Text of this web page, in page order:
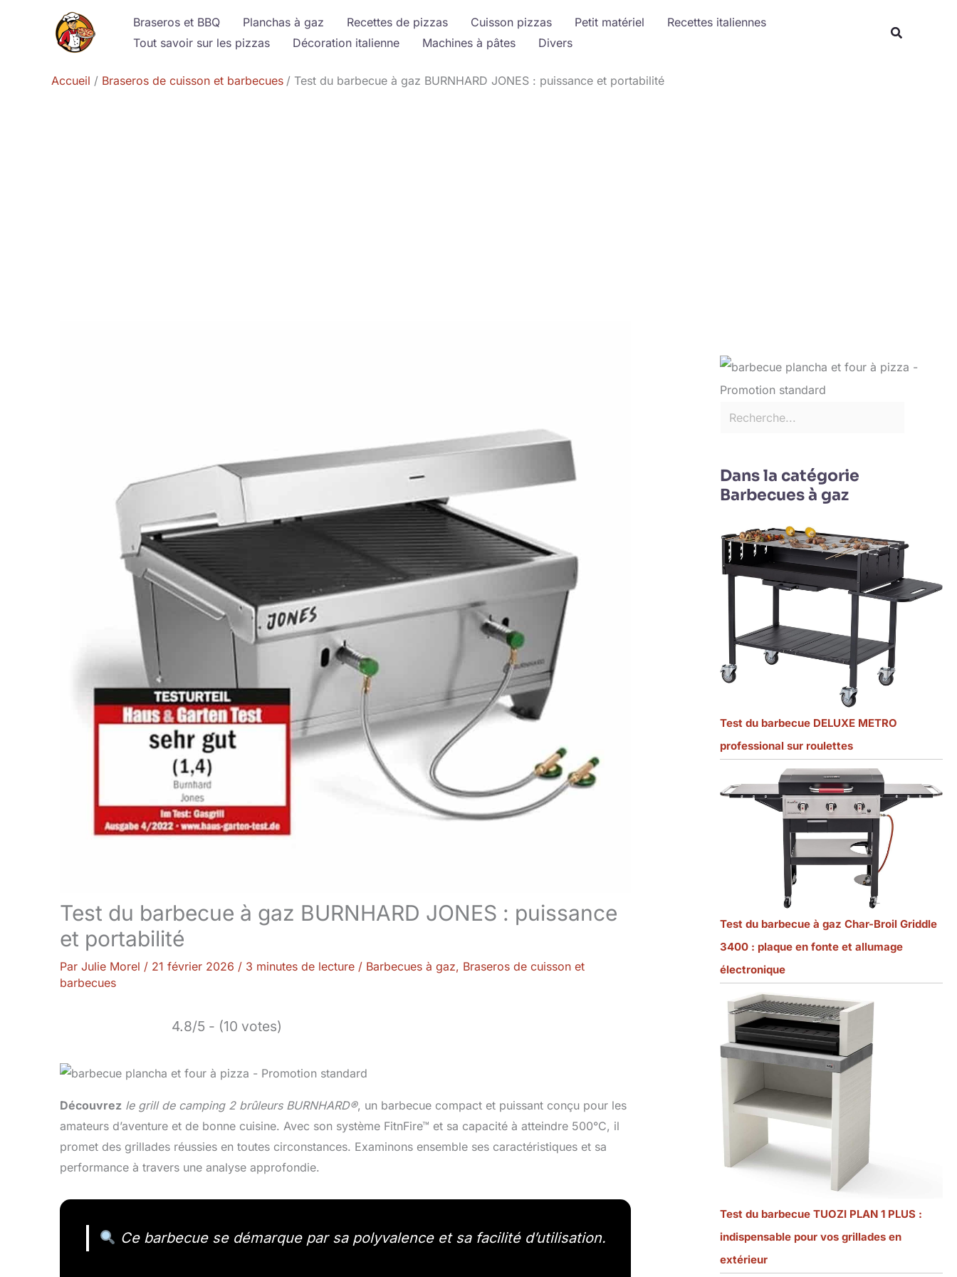
Braseros et BBQ Planchas à gaz Recettes de pizzas Cuisson pizzas Petit matériel
Recettes italiennes
Tout savoir sur les pizzas
Décoration italienne Machines à pâtes Divers
Accueil Braseros de cuisson et barbecues Test du barbecue à gaz BURNHARD JONES : puissance et portabilité
Test du barbecue à gaz BURNHARD JONES : puissance
et portabilité
Par Julie Morel / 21 février 2026 / 3 minutes de lecture / Barbecues à gaz, Braseros de cuisson et
barbecues
4.8/5 - (10 votes)
Découvrez le grill de camping 2 brûleurs BURNHARD®, un barbecue compact et puissant conçu pour les
amateurs d’aventure et de bonne cuisine. Avec son système FitnFire™ et sa capacité à atteindre 500°C, il
promet des grillades réussies en toutes circonstances. Examinons ensemble ses caractéristiques et sa
performance à travers une analyse approfondie.
Ce barbecue se démarque par sa polyvalence et sa facilité d’utilisation.
Dans la catégorie
Barbecues à gaz
Test du barbecue DELUXE METRO
professional sur roulettes
Test du barbecue à gaz Char-Broil Griddle
3400 : plaque en fonte et allumage
électronique
Test du barbecue TUOZI PLAN 1 PLUS :
indispensable pour vos grillades en
extérieur